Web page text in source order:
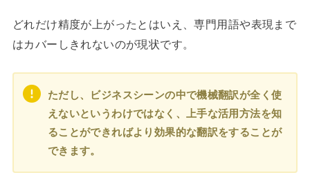
どれだけ精度が上がったとはいえ、専門用語や表現まで
はカバーしきれないのが現状です。
ただし、ビジネスシーンの中で機械翻訳が全く使
えないというわけではなく、上手な活用方法を知
ることができればより効果的な翻訳をすることが
できます。